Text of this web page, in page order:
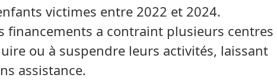
victimes entre 2022 et 2024.
financements a contraint plusieurs centres
ou à suspendre leurs activités, laissant
assistance.